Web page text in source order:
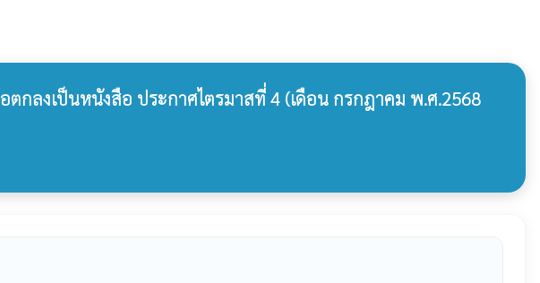
ลงเป็นหนังสือ ประกาศไตรมาสที่ 4 (เดือน กรกฎาคม พ.ศ.2568